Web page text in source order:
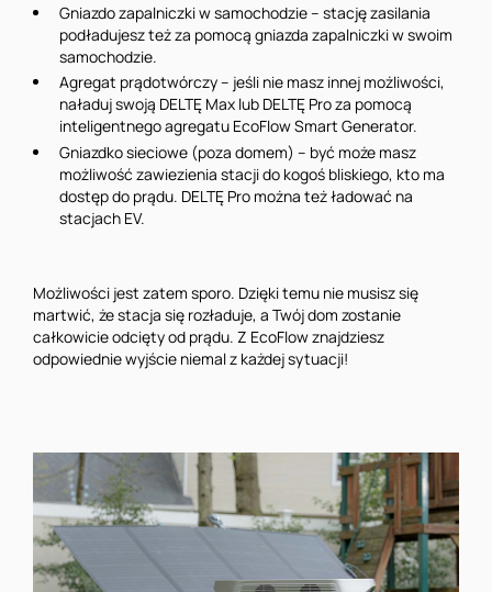
Gniazdo zapalniczki w samochodzie – stację zasilania
podładujesz też za pomocą gniazda zapalniczki w swoim
samochodzie.
Agregat prądotwórczy – jeśli nie masz innej możliwości,
naładuj swoją DELTĘ Max lub DELTĘ Pro za pomocą
inteligentnego agregatu EcoFlow Smart Generator.
Gniazdko sieciowe (poza domem) – być może masz
możliwość zawiezienia stacji do kogoś bliskiego, kto ma
dostęp do prądu. DELTĘ Pro można też ładować na
stacjach EV.
Możliwości jest zatem sporo. Dzięki temu nie musisz się
martwić, że stacja się rozładuje, a Twój dom zostanie
całkowicie odcięty od prądu. Z EcoFlow znajdziesz
odpowiednie wyjście niemal z każdej sytuacji!